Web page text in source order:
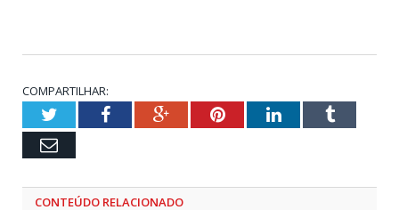
COMPARTILHAR:
TwitterFacebookGoogle+PinterestLinkedInTumblr
Email
CONTEÚDO RELACIONADO